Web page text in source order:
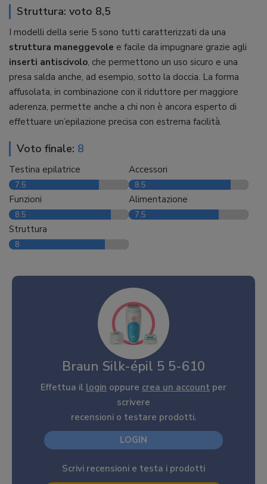
Struttura: voto 8,5
I modelli della serie 5 sono tutti caratterizzati da una
struttura maneggevole e facile da impugnare grazie agli
inserti antiscivolo, che permettono un uso sicuro e una
presa salda anche, ad esempio, sotto la doccia. La forma
affusolata, in combinazione con il riduttore per maggiore
aderenza, permette anche a chi non è ancora esperto di
effettuare un’epilazione precisa con estrema facilità.
Voto finale: 8
Testina epilatrice
7.5
Accessori
8.5
Funzioni
8.5
Alimentazione
7.5
Struttura
8
Braun Silk-épil 5 5-610
Effettua il login oppure crea un account per
scrivere
recensioni o testare prodotti.
LOGIN
Scrivi recensioni e testa i prodotti